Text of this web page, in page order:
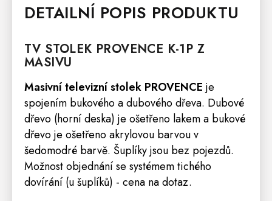
DETAILNÍ POPIS PRODUKTU
TV STOLEK PROVENCE K-1P Z
MASIVU
Masivnítelevizní stolek PROVENCE je
spojením bukového a dubového dřeva. Dubové
dřevo (horní deska) je ošetřeno lakem a bukové
dřevo je ošetřeno akrylovou barvou v
šedomodré barvě. Šuplíky jsou bez pojezdů.
Možnost objednání se systémem tichého
dovírání (u šuplíků) - cena na dotaz.